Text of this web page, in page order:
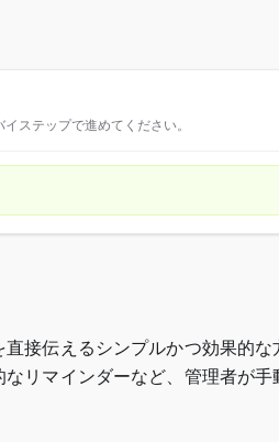
ステップで進めてください。
接伝えるシンプルかつ効果的な
リマインダーなど、管理者が手